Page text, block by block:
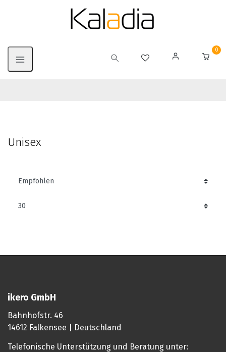
0
Unisex
ikero GmbH
Bahnhofstr. 46
14612 Falkensee | Deutschland
Telefonische Unterstützung und Beratung unter: